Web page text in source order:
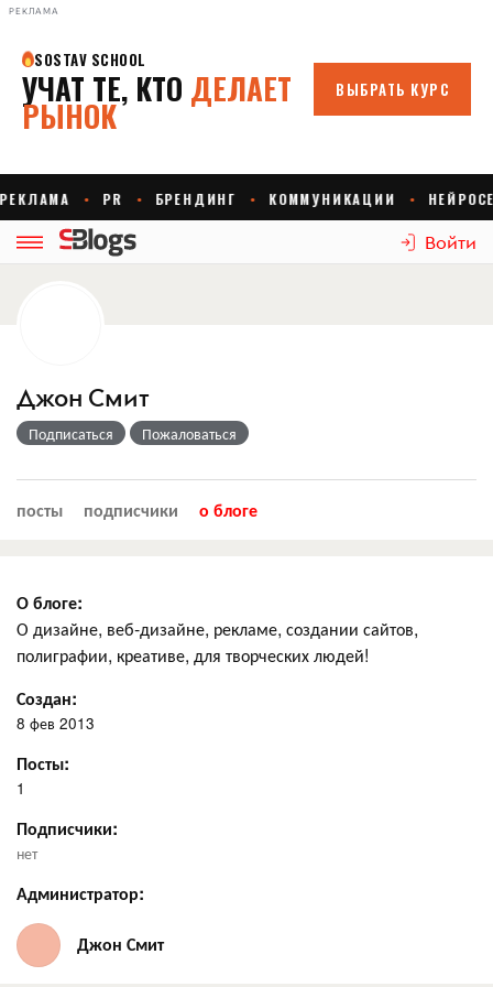
РЕКЛАМА
Войти
Джон Смит
Подписаться Пожаловаться
посты подписчики о блоге
О блоге:
О дизайне, веб-дизайне, рекламе, создании сайтов,
полиграфии, креативе, для творческих людей!
Создан:
8 фев 2013
Посты:
1
Подписчики:
нет
Администратор:
Джон Смит